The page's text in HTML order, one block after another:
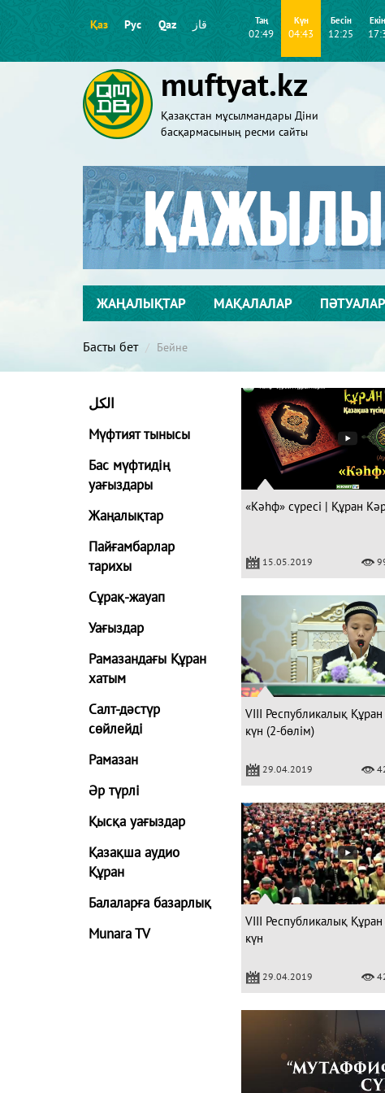
Қаз Рус Qaz قاز Таң
02:49
Күн
04:43
Бесін
12:25
muftyat.kz
Қазақстан мұсылмандары Діни
басқармасының ресми сайты
ЖАҢАЛЫҚТАР МАҚАЛАЛАР ПӘТУАЛАР
Басты бет Бейне
الكل
Мүфтият тынысы
Бас мүфтидің
уағыздары
Жаңалықтар
Пайғамбарлар
тарихы
Сұрақ-жауап
Уағыздар
Рамазандағы Құран
хатым
Салт-дәстүр
сөйлейді
Рамазан
Әр түрлі
Қысқа уағыздар
Қазақша аудио
Құран
Балаларға базарлық
Munara TV
«Кәһф» сүресі | Құран
15.05.2019
VIII Республикалық
күн (2-бөлім)
29.04.2019
VIII Республикалық
күн
29.04.2019